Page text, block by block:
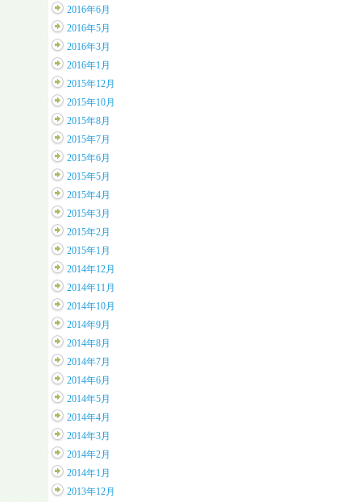
2016年6月
2016年5月
2016年3月
2016年1月
2015年12月
2015年10月
2015年8月
2015年7月
2015年6月
2015年5月
2015年4月
2015年3月
2015年2月
2015年1月
2014年12月
2014年11月
2014年10月
2014年9月
2014年8月
2014年7月
2014年6月
2014年5月
2014年4月
2014年3月
2014年2月
2014年1月
2013年12月